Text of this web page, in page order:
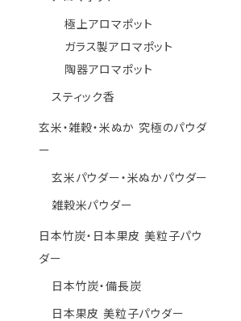
極上アロマポット
ガラス製アロマポット
陶器アロマポット
スティック香
玄米・雑穀・米ぬか 究極のパウダ
ー
玄米パウダー・米ぬかパウダー
雑穀米パウダー
日本竹炭・日本果皮 美粒子パウ
ダー
日本竹炭・備長炭
日本果皮 美粒子パウダー